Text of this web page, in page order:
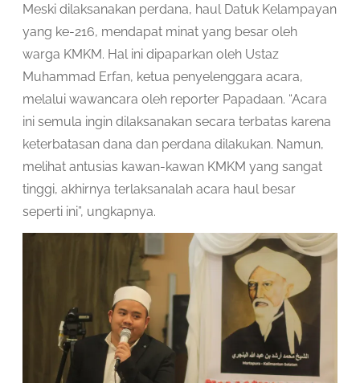
Meski dilaksanakan perdana, haul Datuk Kelampayan
yang ke-216, mendapat minat yang besar oleh
warga KMKM. Hal ini dipaparkan oleh Ustaz
Muhammad Erfan, ketua penyelenggara acara,
melalui wawancara oleh reporter Papadaan. “Acara
ini semula ingin dilaksanakan secara terbatas karena
keterbatasan dana dan perdana dilakukan. Namun,
melihat antusias kawan-kawan KMKM yang sangat
tinggi, akhirnya terlaksanalah acara haul besar
seperti ini”, ungkapnya.